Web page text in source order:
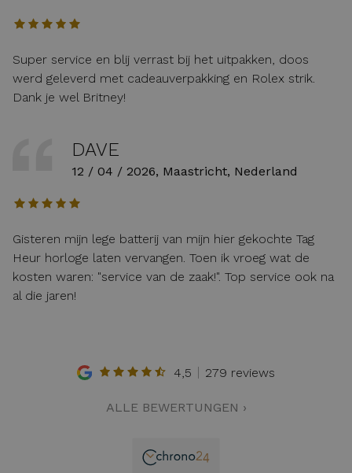
Super service en blij verrast bij het uitpakken, doos
werd geleverd met cadeauverpakking en Rolex strik.
Dank je wel Britney!
DAVE
12 / 04 / 2026, Maastricht, Nederland
Gisteren mijn lege batterij van mijn hier gekochte Tag
Heur horloge laten vervangen. Toen ik vroeg wat de
kosten waren: "service van de zaak!". Top service ook na
al die jaren!
4,5 279 reviews
ALLE BEWERTUNGEN ›